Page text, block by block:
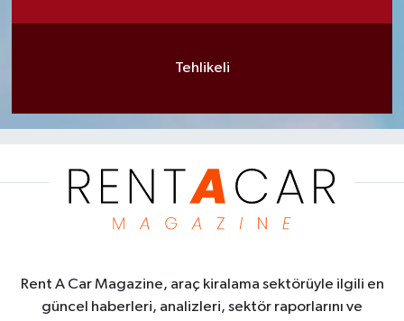
Tehlikeli
Rent A Car Magazine, araç kiralama sektörüyle ilgili en
güncel haberleri, analizleri, sektör raporlarını ve